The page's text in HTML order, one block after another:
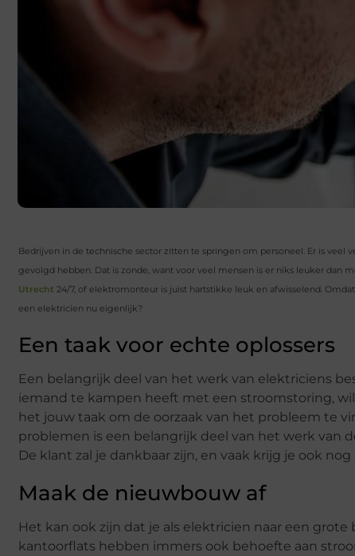
Bedrijven in de technische sector zitten te springen om personeel. Er is
gevolgd hebben. Dat is zonde, want voor veel mensen is er niks leuker dan
Utrecht 24/7, of elektromonteur is juist hartstikke leuk en afwisselend.
een elektricien nu eigenlijk?
Een taak voor echte oplossers
Een belangrijk deel van het werk van elektriciens
iemand te kampen heeft met een stroomstoring,
het jouw taak om de oorzaak van het probleem te
problemen is een belangrijk deel van het werk van
De klant zal je dankbaar zijn, en vaak krijg je ook
Maak de nieuwbouw af
Het kan ook zijn dat je als elektricien naar een
kantoorflats hebben immers ook behoefte aan